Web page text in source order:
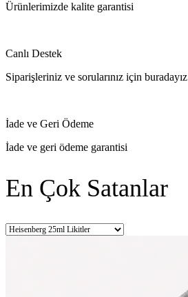
Ürünlerimizde kalite garantisi
Canlı Destek
Siparişleriniz ve sorularınız için buradayız
İade ve Geri Ödeme
İade ve geri ödeme garantisi
En Çok Satanlar